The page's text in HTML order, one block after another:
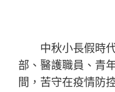
中秋小長假時代
部、醫護職員、青
間，苦守在疫情防